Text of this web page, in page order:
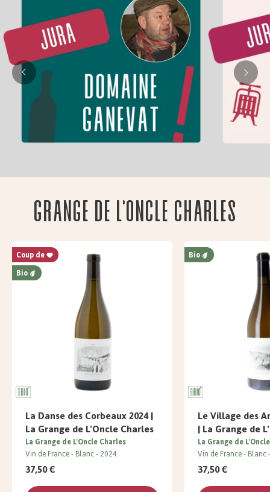
Grange de l'oncle Charles
Coup de
Bio
La Danse des Corbeaux 2024 |
La Grange de L'Oncle Charles
La Grange de L'Oncle Charles
Vin de France Blanc 2024
37,50 €
Bio
Le Village des
| La Grange de
La Grange de
Vin de France Blanc
37,50 €